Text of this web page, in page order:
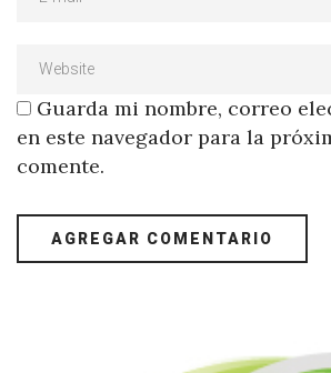
Guarda mi nombre, correo
en este navegador para la
comente.